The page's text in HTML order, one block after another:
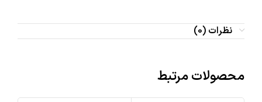
نظرات (0)
محصولات مرتبط